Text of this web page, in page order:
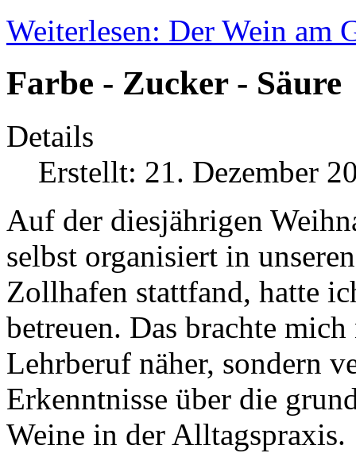
Weiterlesen: Der Wein am
Farbe - Zucker - Säure
Details
Erstellt: 21. Dezember
Auf der diesjährigen
selbst organisiert in
Zollhafen stattfand, hatte
betreuen. Das brachte
Lehrberuf näher, sondern
Erkenntnisse über die
Weine in der Alltagspraxis.